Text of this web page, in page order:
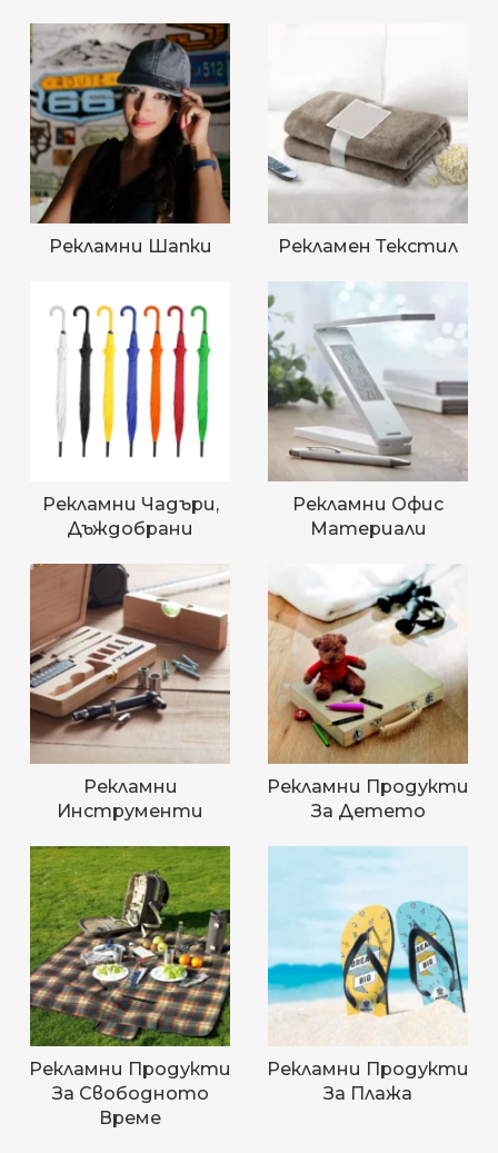
Рекламни Шапки Рекламен Текстил
Рекламни Чадъри,
Дъждобрани
Рекламни Офис
Материали
Рекламни
Инструменти
Рекламни Продукти
За Детето
Рекламни Продукти
За Свободното
Време
Рекламни Продукти
За Плажа